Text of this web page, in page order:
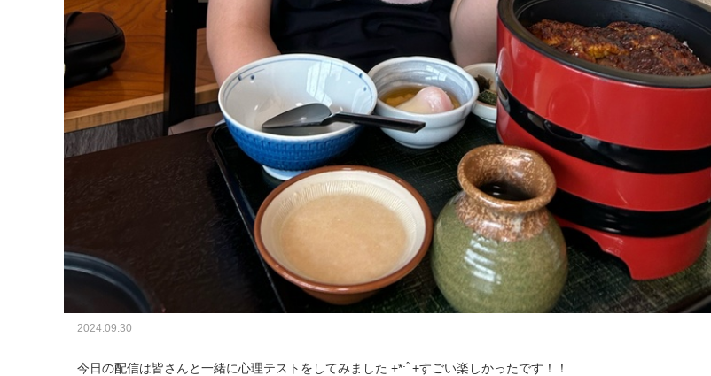
2024.09.30
今日の配信は皆さんと一緒に心理テストをしてみました.+*:ﾟ+すごい楽しかったです！！